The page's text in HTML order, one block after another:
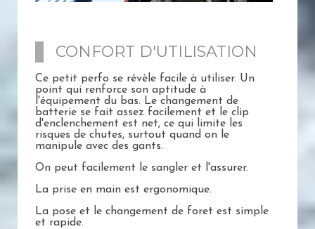
CONFORT D'UTILISATION
Ce petit perfo se révèle facile à utiliser. Un
point qui renforce son aptitude à
l'équipement du bas. Le changement de
batterie se fait assez facilement et le clip
d'enclenchement est net, ce qui limite les
risques de chutes, surtout quand on le
manipule avec des gants.
On peut facilement le sangler et l'assurer.
La prise en main est ergonomique.
La pose et le changement de foret est simple
et rapide.